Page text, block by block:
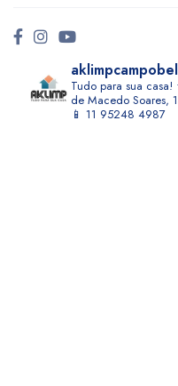
Tudo para sua casa!
de Macedo Soares,
📱 11 95248 4987